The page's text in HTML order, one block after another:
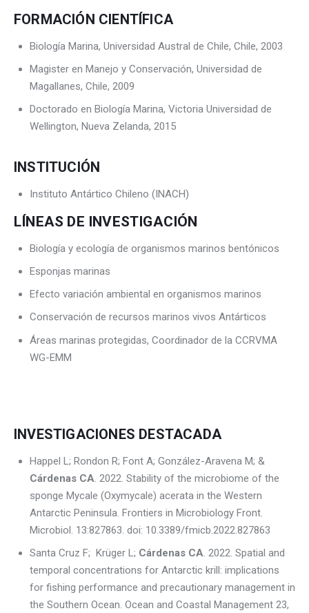
FORMACIÓN CIENTÍFICA
Biología Marina, Universidad Austral de Chile, Chile, 2003
Magister en Manejo y Conservación, Universidad de
Magallanes, Chile, 2009
Doctorado en Biología Marina, Victoria Universidad de
Wellington, Nueva Zelanda, 2015
INSTITUCIÓN
Instituto Antártico Chileno (INACH)
LÍNEAS DE INVESTIGACIÓN
Biología y ecología de organismos marinos bentónicos
Esponjas marinas
Efecto variación ambiental en organismos marinos
Conservación de recursos marinos vivos Antárticos
Áreas marinas protegidas, Coordinador de la CCRVMA
WG-EMM
INVESTIGACIONES DESTACADA
Happel L; Rondon R; Font A; González-Aravena M; &
Cárdenas CA . 2022. Stability of the microbiome of the
sponge Mycale (Oxymycale) acerata in the Western
Antarctic Peninsula. Frontiers in Microbiology Front.
Microbiol. 13:827863. doi: 10.3389/fmicb.2022.827863
Santa Cruz F; Krüger L; Cárdenas CA. 2022. Spatial and
temporal concentrations for Antarctic krill: implications
for fishing performance and precautionary management in
the Southern Ocean. Ocean and Coastal Management 23,